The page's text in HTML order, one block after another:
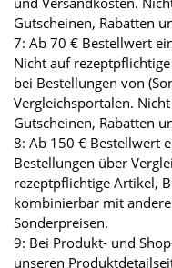
Gutscheinen, Rabatten
7: Ab 70 € Bestellwert
Nicht auf
bei Bestellungen von
Vergleichsportalen.
Gutscheinen, Rabatten
8: Ab 150 € Bestellwert
Bestellungen über
rezeptpflichtige Artikel,
kombinierbar mit
Sonderpreisen.
9: Bei Produkt- und
unseren